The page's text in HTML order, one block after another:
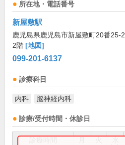
所在地・電話番号
新屋敷駅
鹿児島県鹿児島市新屋敷町20番25-2
2階 [地図]
099-201-6137
診療科目
内科 脳神経内科
診療/受付時間・休診日